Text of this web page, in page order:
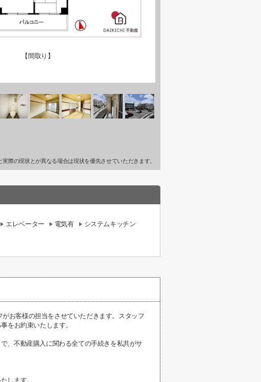
【間取り】
際の現状とが異なる場合は現状を優先させていただきます。
エレベーター 電気有
システムキッチン
お客様の担当をさせていただきます。スタッフ
をお約束いたします。
、不動産購入に関わる全ての手続きを私共がサ
します。